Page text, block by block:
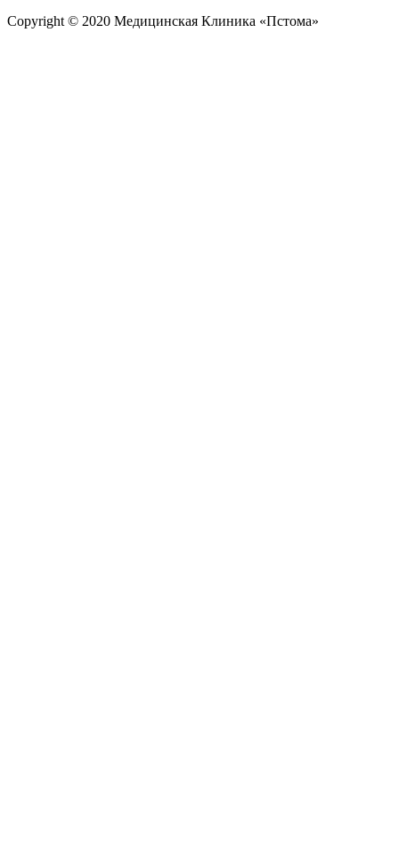
Copyright © 2020 Медицинская Клиника «Пстома»